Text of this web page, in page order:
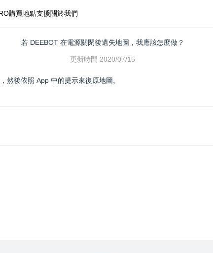
購買地點支援關於我們
若 DEEBOT 在電源關閉後遺失地圖，我應該怎麼做？
更新時間 2020/07/15
然後依照 App 中的提示來復原地圖。